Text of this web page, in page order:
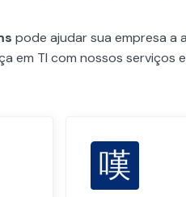
pode ajudar sua empresa a
em TI com nossos serviços